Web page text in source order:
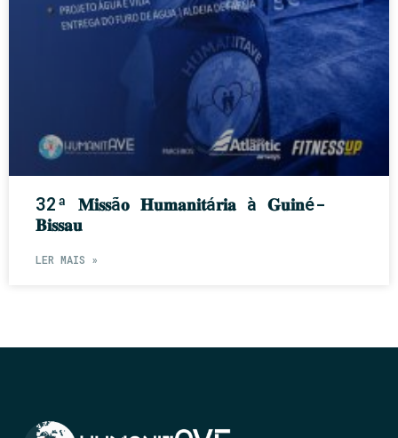
32ª 𝐌𝐢𝐬𝐬ã𝐨 𝐇𝐮𝐦𝐚𝐧𝐢𝐭á𝐫𝐢𝐚 à 𝐆𝐮𝐢𝐧é-
𝐁𝐢𝐬𝐬𝐚𝐮
LER MAIS »